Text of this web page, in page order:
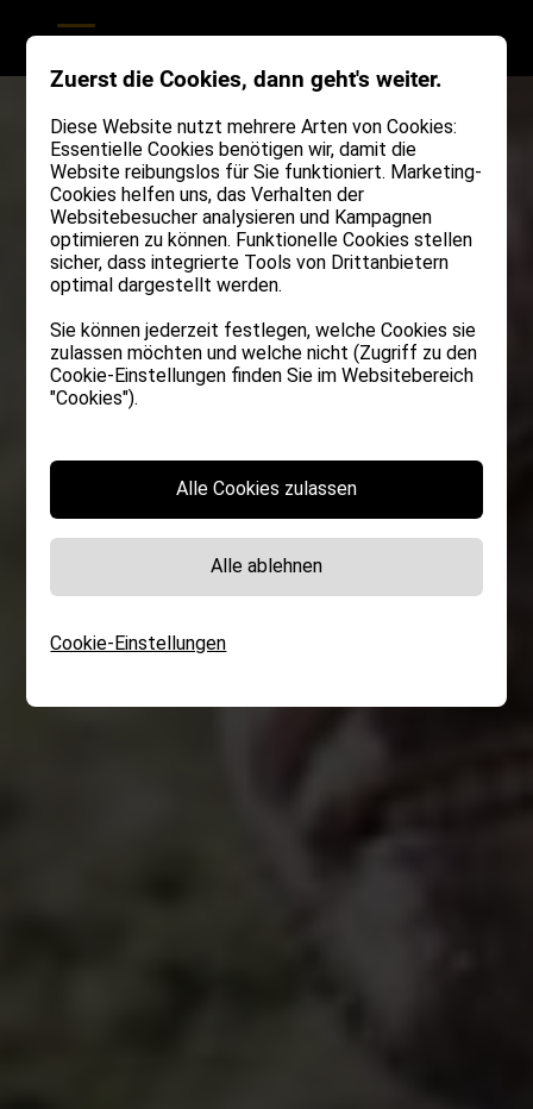
Zuerst die Cookies, dann geht's weiter.
Diese Website nutzt mehrere Arten von Cookies:
Essentielle Cookies benötigen wir, damit die
Website reibungslos für Sie funktioniert. Marketing-
Cookies helfen uns, das Verhalten der
Websitebesucher analysieren und Kampagnen
optimieren zu können. Funktionelle Cookies stellen
sicher, dass integrierte Tools von Drittanbietern
optimal dargestellt werden.
Sie können jederzeit festlegen, welche Cookies sie
zulassen möchten und welche nicht (Zugriff zu den
Cookie-Einstellungen finden Sie im Websitebereich
"Cookies").
Cookie-Einstellungen
Alle Cookies zulassen
Alle ablehnen